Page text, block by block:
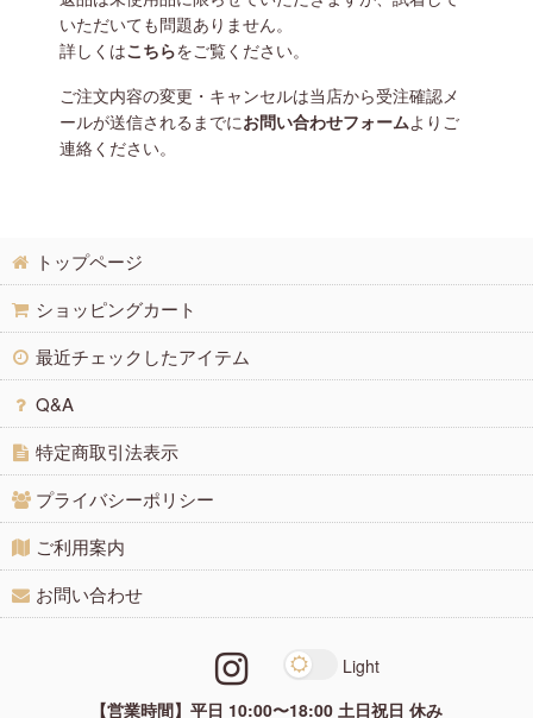
いただいても問題ありません。
詳しくはこちらをご覧ください。
ご注文内容の変更・キャンセルは当店から受注確認メ
ールが送信されるまでにお問い合わせフォームよりご
連絡ください。
トップページ
ショッピングカート
最近チェックしたアイテム
Q&A
特定商取引法表示
プライバシーポリシー
ご利用案内
お問い合わせ
【営業時間】平日 10:00〜18:00 土日祝日 休み